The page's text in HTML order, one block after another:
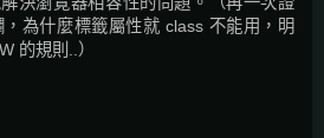
，為什麼標籤屬性就 class 不能用，明
的規則..）